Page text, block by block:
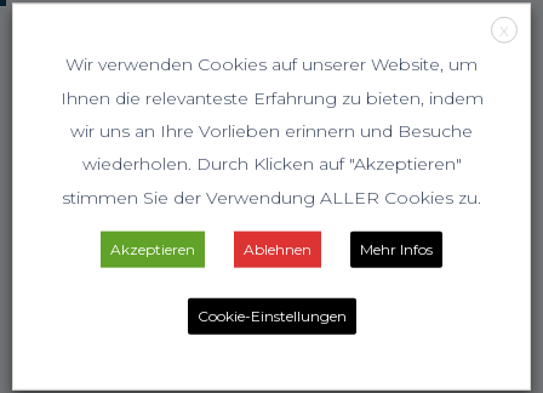
X
Wir verwenden Cookies auf unserer Website, um
Ihnen die relevanteste Erfahrung zu bieten, indem
wir uns an Ihre Vorlieben erinnern und Besuche
wiederholen. Durch Klicken auf "Akzeptieren"
stimmen Sie der Verwendung ALLER Cookies zu.
Akzeptieren Ablehnen Mehr Infos
Cookie-Einstellungen